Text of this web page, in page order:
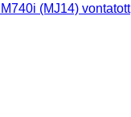
(MJ14) vontatott